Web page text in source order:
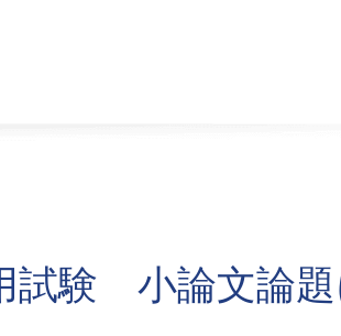
試験 小論文論題